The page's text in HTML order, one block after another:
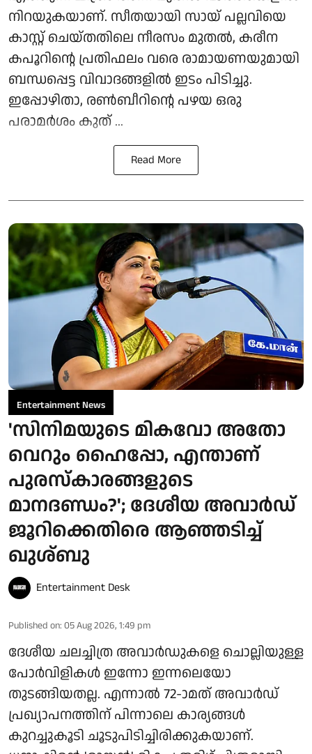
നിറയുകയാണ്. സീതയായി സായ് പല്ലവിയെ
കാസ്റ്റ് ചെയ്തതിലെ നീരസം മുതൽ, കരീന
കപൂറിന്റെ പ്രതിഫലം വരെ രാമായണയുമായി
ബന്ധപ്പെട്ട വിവാദങ്ങളിൽ ഇടം പിടിച്ചു.
ഇപ്പോഴിതാ, രൺബീറിന്റെ പഴയ ഒരു
പരാമർശം കുത് ...
Read More
Entertainment News
'സിനിമയുടെ മികവോ അതോ
വെറും ഹൈപ്പോ, എന്താണ്
പുരസ്‌കാരങ്ങളുടെ
മാനദണ്ഡം?'; ദേശീയ അവാർഡ്
ജൂറിക്കെതിരെ ആഞ്ഞടിച്ച്
ഖുശ്ബു
Entertainment Desk
Published on: 05 Aug 2026, 1:49 pm
ദേശീയ ചലച്ചിത്ര അവാർഡുകളെ ചൊല്ലിയുള്ള
പോർവിളികൾ ഇന്നോ ഇന്നലെയോ
തുടങ്ങിയതല്ല. എന്നാൽ 72-ാമത് അവാർഡ്
പ്രഖ്യാപനത്തിന് പിന്നാലെ കാര്യങ്ങൾ
കുറച്ചുകൂടി ചൂടുപിടിച്ചിരിക്കുകയാണ്.